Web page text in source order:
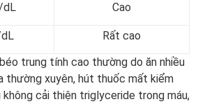
dL Cao
Rất cao
trung tính cao thường do ăn nhiều
thường xuyên, hút thuốc mất kiểm
cải thiện triglyceride trong máu,